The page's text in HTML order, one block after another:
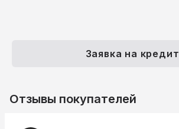
Заявка на кредит
Отзывы покупателей